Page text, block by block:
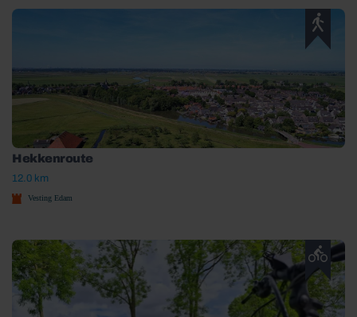
Hekkenroute
12.0 km
Vesting Edam